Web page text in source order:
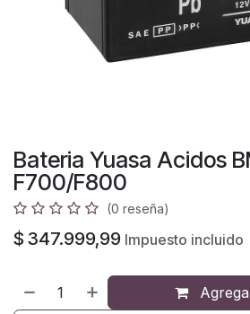
Bateria Yuasa Acidos
F700/F800
(0 reseña)
$ 347.999,99 Impuesto incluido